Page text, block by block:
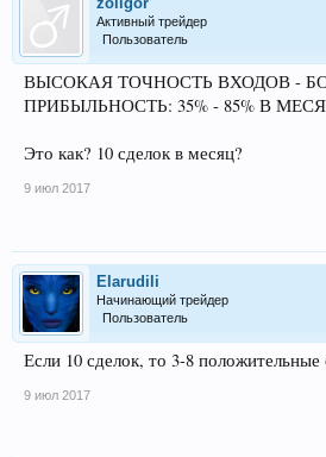
Активный трейдер
Пользователь
ВЫСОКАЯ ТОЧНОСТЬ ВХОДОВ -
ПРИБЫЛЬНОСТЬ: 35% - 85% В
Это как? 10 сделок в месяц?
9 июл 2017
Elarudili
Начинающий трейдер
Пользователь
Если 10 сделок, то 3-8 положительные
9 июл 2017